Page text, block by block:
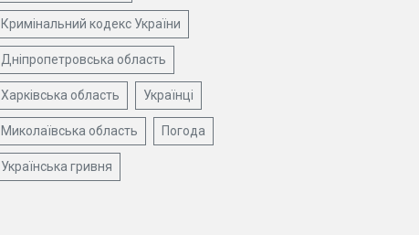
Кримінальний кодекс України
Дніпропетровська область
Харківська область Українці
Миколаївська область Погода
Українська гривня